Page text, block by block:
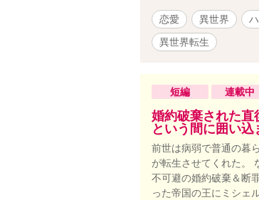
恋愛 異世界
異世界転生
短編 連載中
婚約破棄された直
という間に囲い込
前世は病弱で普通の暮
が転生させてくれた。
不可避の婚約破棄＆断
った帝国の王にミシェ